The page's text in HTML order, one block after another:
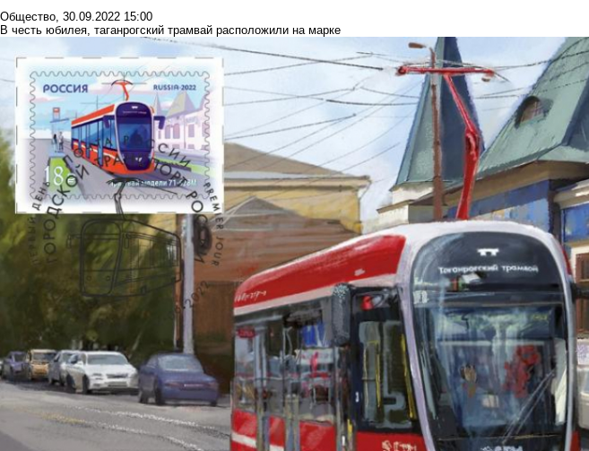
Общество, 30.09.2022 15:00
В честь юбилея, таганрогский трамвай расположили на марке